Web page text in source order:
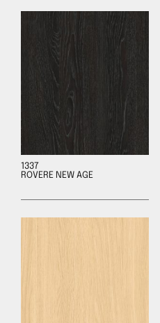
1337
ROVERE NEW AGE